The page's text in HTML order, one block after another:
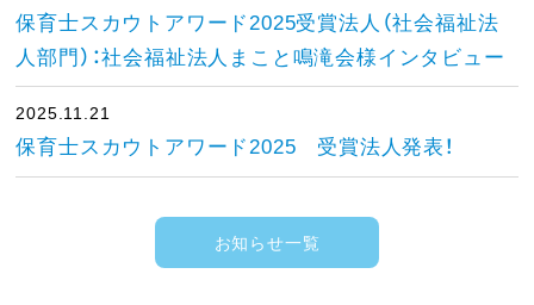
保育士スカウトアワード2025受賞法人（社会福祉法
人部門）：社会福祉法人まこと鳴滝会様インタビュー
2025.11.21
保育士スカウトアワード2025 受賞法人発表！
お知らせ一覧